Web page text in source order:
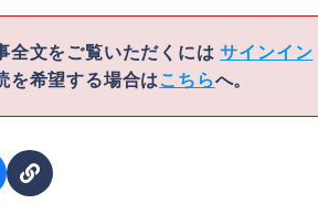
全文をご覧いただくにはサインイン
を希望する場合は こちらへ。